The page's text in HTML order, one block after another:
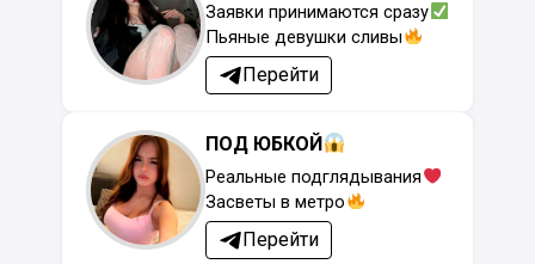
Заявки принимаются сразу
Пьяные девушки сливы
Перейти
ПОД ЮБКОЙ
Реальные подглядывания
Засветы в метро
Перейти